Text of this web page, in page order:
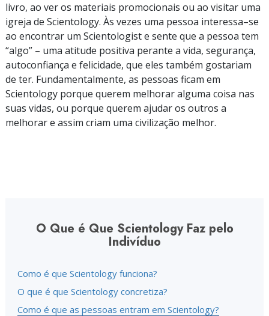
livro, ao ver os materiais promocionais ou ao visitar uma
igreja de Scientology. Às vezes uma pessoa interessa–se
ao encontrar um Scientologist e sente que a pessoa tem
“algo” – uma atitude positiva perante a vida, segurança,
autoconfiança e felicidade, que eles também gostariam
de ter. Fundamentalmente, as pessoas ficam em
Scientology porque querem melhorar alguma coisa nas
suas vidas, ou porque querem ajudar os outros a
melhorar e assim criam uma civilização melhor.
O Que é Que Scientology Faz pelo
Indivíduo
Como é que Scientology funciona?
O que é que Scientology concretiza?
Como é que as pessoas entram em Scientology?